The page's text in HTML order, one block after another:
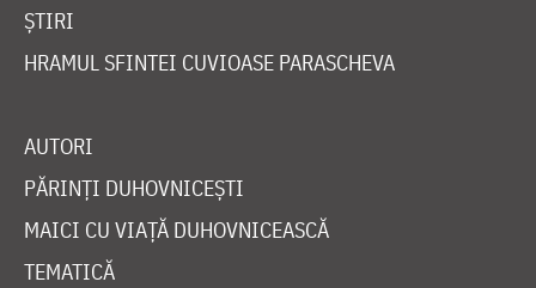
ȘTIRI
HRAMUL SFINTEI CUVIOASE PARASCHEVA
AUTORI
PĂRINȚI DUHOVNICEȘTI
MAICI CU VIAȚĂ DUHOVNICEASCĂ
TEMATICĂ